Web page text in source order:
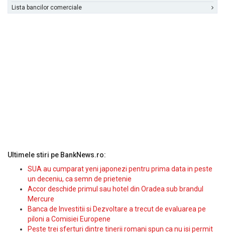
Lista bancilor comerciale
Ultimele stiri pe BankNews.ro:
SUA au cumparat yeni japonezi pentru prima data in peste
un deceniu, ca semn de prietenie
Accor deschide primul sau hotel din Oradea sub brandul
Mercure
Banca de Investitii si Dezvoltare a trecut de evaluarea pe
piloni a Comisiei Europene
Peste trei sferturi dintre tinerii romani spun ca nu isi permit